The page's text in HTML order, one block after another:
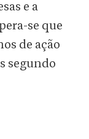
e a
se que
de ação
segundo